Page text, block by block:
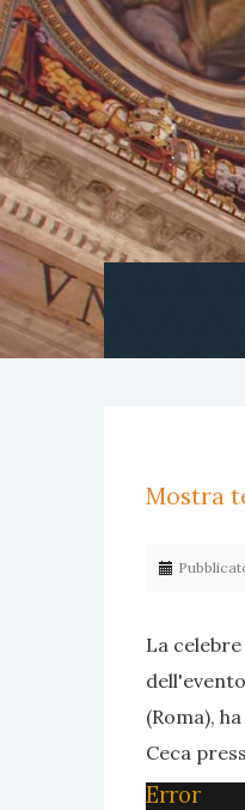
Mostra
La
dell'evento
(Roma),
Ceca
Error